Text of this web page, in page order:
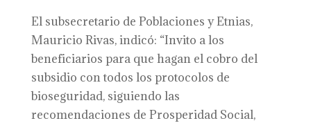
El subsecretario de Poblaciones y Etnias,
Mauricio Rivas, indicó: “Invito a los
beneficiarios para que hagan el cobro del
subsidio con todos los protocolos de
bioseguridad, siguiendo las
recomendaciones de Prosperidad Social,